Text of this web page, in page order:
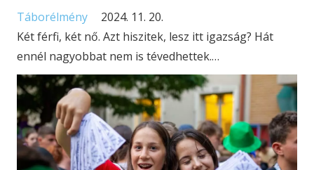
Táborélmény
2024. 11. 20.
Két férfi, két nő. Azt hiszitek, lesz itt igazság? Hát
ennél nagyobbat nem is tévedhettek.…